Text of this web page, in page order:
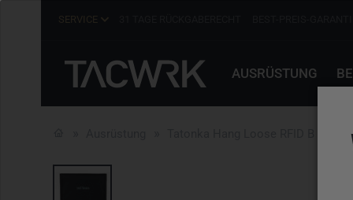
SERVICE
AUSRÜSTUNG
Tatonka Hang Loose RFID B Black